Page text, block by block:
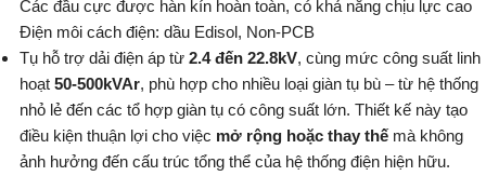
Các đầu cực được hàn kín hoàn toàn, có khả năng chịu lực cao
Điện môi cách điện: dầu Edisol, Non-PCB
Tụ hỗ trợ dải điện áp từ 2.4 đến 22.8kV, cùng mức công suất linh
hoạt 50-500kVAr, phù hợp cho nhiều loại giàn tụ bù – từ hệ thống
nhỏ lẻ đến các tổ hợp giàn tụ có công suất lớn. Thiết kế này tạo
điều kiện thuận lợi cho việc mở rộng hoặc thay thế mà không
ảnh hưởng đến cấu trúc tổng thể của hệ thống điện hiện hữu.